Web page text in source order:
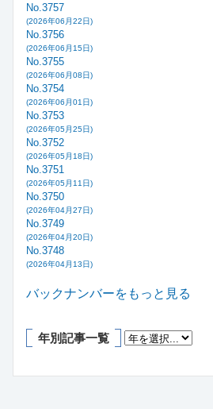
No.3757
(2026年06月22日)
No.3756
(2026年06月15日)
No.3755
(2026年06月08日)
No.3754
(2026年06月01日)
No.3753
(2026年05月25日)
No.3752
(2026年05月18日)
No.3751
(2026年05月11日)
No.3750
(2026年04月27日)
No.3749
(2026年04月20日)
No.3748
(2026年04月13日)
バックナンバーをもっと見る
年別記事一覧